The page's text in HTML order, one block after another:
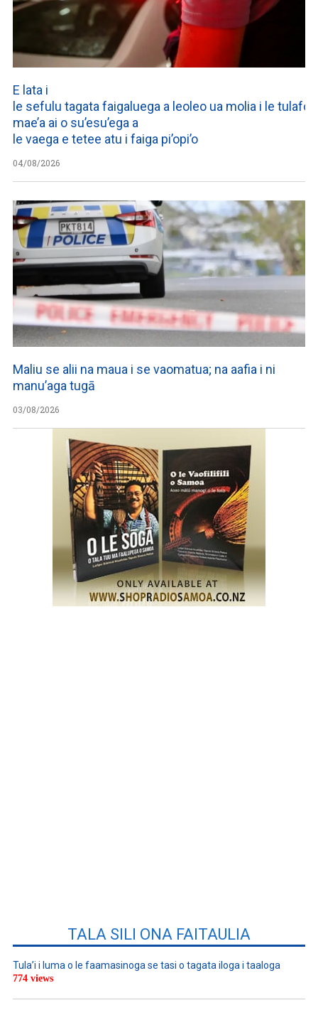
E lata i
le sefulu tagata faigaluega a leoleo ua molia i le
mae’a ai o su’esu’ega a
le vaega e tetee atu i faiga pi’opi’o
04/08/2026
Maliu se alii na maua i se vaomatua; na aafia i ni
manu’aga tugā
03/08/2026
TALA SILI ONA FAITAULIA
Tula’i i luma o le faamasinoga se tasi o tagata iloga i taaloga
774 views